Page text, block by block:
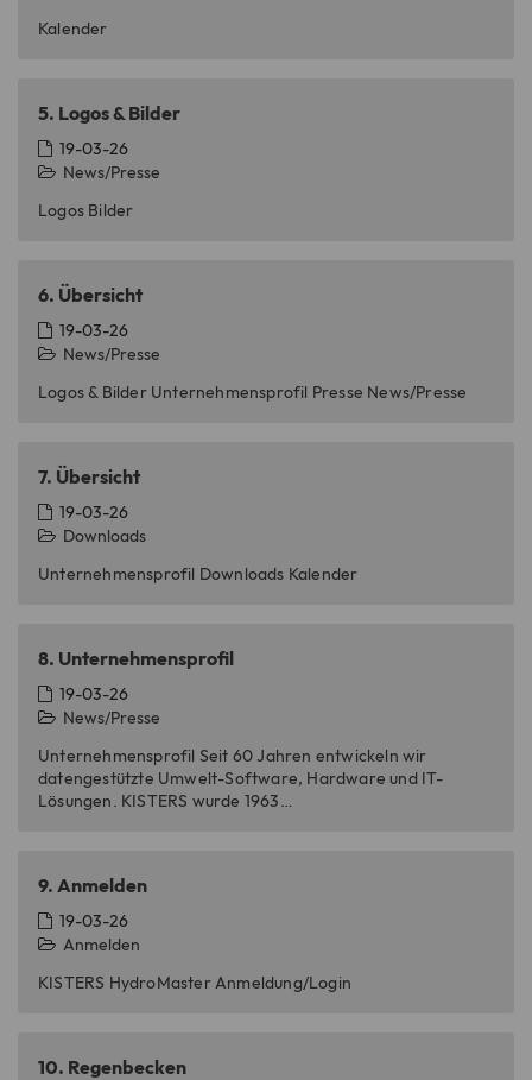
Kalender
5. Logos & Bilder
19-03-26
News/Presse
Logos Bilder
6. Übersicht
19-03-26
News/Presse
Logos & Bilder Unternehmensprofil Presse News/Presse
7. Übersicht
19-03-26
Downloads
Unternehmensprofil Downloads Kalender
8. Unternehmensprofil
19-03-26
News/Presse
Unternehmensprofil Seit 60 Jahren entwickeln wir
datengestützte Umwelt-Software, Hardware und IT-
Lösungen. KISTERS wurde 1963…
9. Anmelden
19-03-26
Anmelden
KISTERS HydroMaster Anmeldung/Login
10. Regenbecken
Laufzeit
Zweck
Name
Anbieter
Laufzeit
Zweck
Sicherheitsbeschränkungen auf der
Benutzeridentifikationsinformationen.
Anbieter TYPO3
Zweck